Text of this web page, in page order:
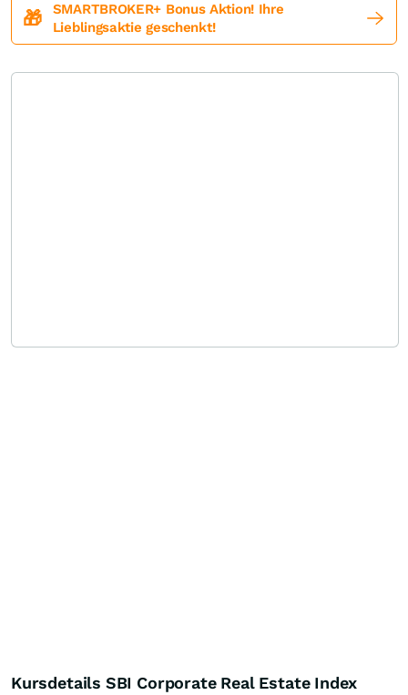
🎁
SMARTBROKER+ Bonus Aktion! Ihre
Lieblingsaktie geschenkt!
Kursdetails SBI Corporate Real Estate Index